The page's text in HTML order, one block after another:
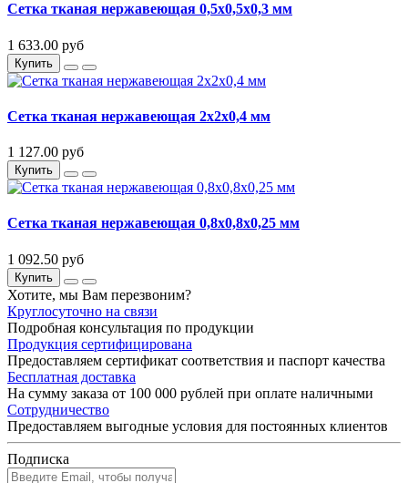
Сетка тканая нержавеющая 0,5х0,5х0,3 мм
1 633.00 руб
Купить
Сетка тканая нержавеющая 2х2х0,4 мм
1 127.00 руб
Купить
Сетка тканая нержавеющая 0,8х0,8х0,25 мм
1 092.50 руб
Купить
Хотите, мы Вам перезвоним?
Круглосуточно на связи
Подробная консультация по продукции
Продукция сертифицирована
Предоставляем сертификат соответствия и паспорт качества
Бесплатная доставка
На сумму заказа от 100 000 рублей при оплате наличными
Сотрудничество
Предоставляем выгодные условия для постоянных клиентов
Подписка